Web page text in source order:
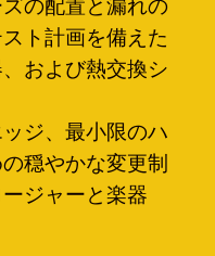
の配置と漏れの
ト計画を備えた
および熱交換シ
ジ、最小限のハ
穏やかな変更制
ジャーと楽器